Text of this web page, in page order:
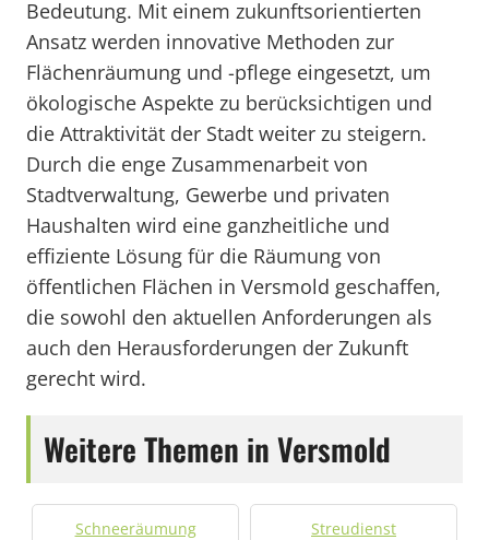
Bedeutung. Mit einem zukunftsorientierten
Ansatz werden innovative Methoden zur
Flächenräumung und -pflege eingesetzt, um
ökologische Aspekte zu berücksichtigen und
die Attraktivität der Stadt weiter zu steigern.
Durch die enge Zusammenarbeit von
Stadtverwaltung, Gewerbe und privaten
Haushalten wird eine ganzheitliche und
effiziente Lösung für die Räumung von
öffentlichen Flächen in Versmold geschaffen,
die sowohl den aktuellen Anforderungen als
auch den Herausforderungen der Zukunft
gerecht wird.
Weitere Themen in Versmold
Schneeräumung Streudienst